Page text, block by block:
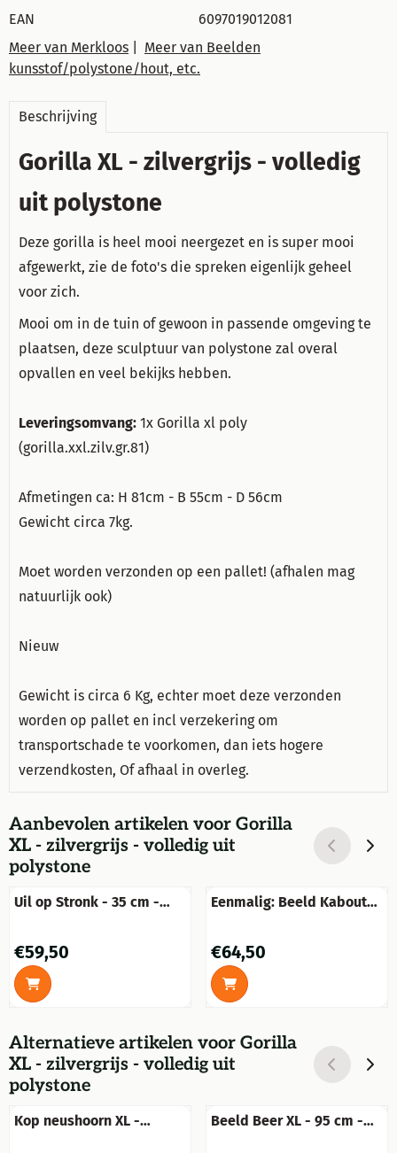
EAN
6097019012081
Meer van Merkloos
Meer van Beelden
kunsstof/polystone/hout, etc.
Beschrijving
Gorilla XL - zilvergrijs - volledig
uit polystone
Deze gorilla is heel mooi neergezet en is super mooi
afgewerkt, zie de foto's die spreken eigenlijk geheel
voor zich.
Mooi om in de tuin of gewoon in passende omgeving te
plaatsen, deze sculptuur van polystone zal overal
opvallen en veel bekijks hebben.
Leveringsomvang: 1x Gorilla xl poly
(gorilla.xxl.zilv.gr.81)
Afmetingen ca: H 81cm - B 55cm - D 56cm
Gewicht circa 7kg.
Moet worden verzonden op een pallet! (afhalen mag
natuurlijk ook)
Nieuw
Gewicht is circa 6 Kg, echter moet deze verzonden
worden op pallet en incl verzekering om
transportschade te voorkomen, dan iets hogere
verzendkosten, Of afhaal in overleg.
Aanbevolen artikelen voor Gorilla
XL - zilvergrijs - volledig uit
polystone
Uil op Stronk - 35 cm -
Prijs: 59,50
€59,50
Eenmalig: Beeld Kabouter
Prijs: 64,50
€64,50
Alternatieve artikelen voor Gorilla
XL - zilvergrijs - volledig uit
polystone
Kop neushoorn XL -
Beeld Beer XL - 95 cm -